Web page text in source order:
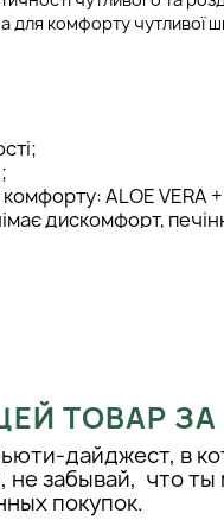
для комфорту чутливої
ALOE VERA +
дискомфорт,
ТОВАР
дайджест, в
не забывай, что
покупок.